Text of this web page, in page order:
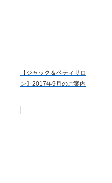
【ジャック＆ベティサロ
ン】2017年9月のご案内